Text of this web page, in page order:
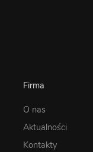
Firma
O nas
Aktualności
Kontakty